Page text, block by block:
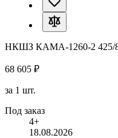
НКШЗ КАМА-1260-2 425/
68 605 ₽
за 1 шт.
Под заказ
4+
18.08.2026